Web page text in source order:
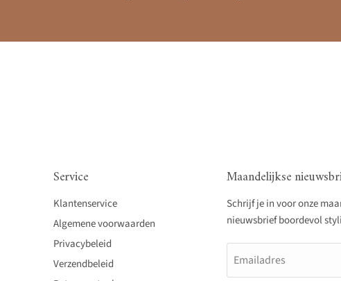
Service
Klantenservice
Algemene voorwaarden
Privacybeleid
Verzendbeleid
Maandelijkse
Schrijf je in voor onze
nieuwsbrief boordevol
Emailadres